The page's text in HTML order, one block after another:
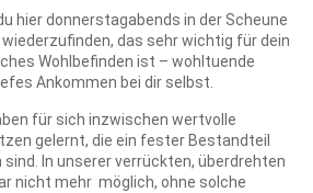
hier donnerstagabends in der Scheune
das sehr wichtig für dein
Wohlbefinden ist – wohltuende
Ankommen bei dir selbst.
für sich inzwischen wertvolle
gelernt, die ein fester Bestandteil
In unserer verrückten, überdrehten
nicht mehr möglich, ohne solche